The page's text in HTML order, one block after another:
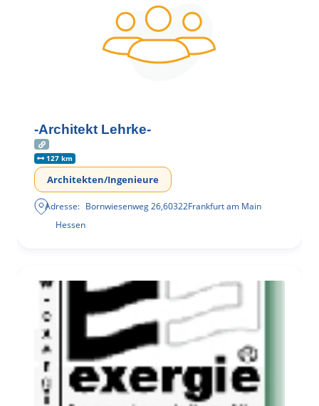
-Architekt Lehrke-
127 km
Architekten/Ingenieure
Adresse: Bornwiesenweg 26,60322Frankfurt am Main
Hessen